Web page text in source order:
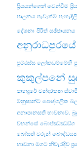
ප්‍රියයන්ගෙන් වෙන්වීම
පාලනය පැවැත්ම
දේශනා පිරිත් සඡ්ඡායනය
පුට්ඨස්ස ලෝකධම්මේහි
කුකුල්පනේ
පානදුරේ චන්දරතන
මනුෂ්‍යන්ට පෞද්ගලික
අනාපානසති භාවනාව.
වහන්සේ බොජ‍්ඣඣඞ‍්ග
බෝසත් වරුන්
භාවනා මගට නිවැරදිව